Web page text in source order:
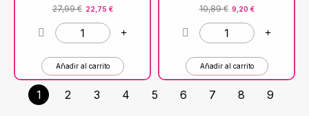
27,99€ 22,75 €
Añadir al carrito
10,89€ 9,20 €
Añadir al carrito
1 2 3 4 5 6 7 8 9